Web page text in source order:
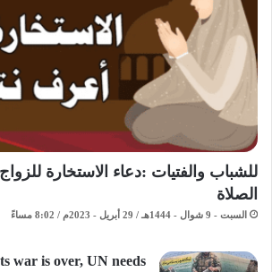
للشباب والفتيات :دعاء الاستخارة
الصلاة
السبت - 9 شوال - 1444هـ / 29 أبريل - 2023م / 8:02 مساءً
war is over, UN needs